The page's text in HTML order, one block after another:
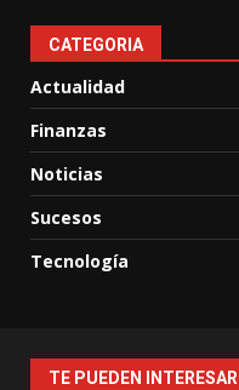
CATEGORIA
Actualidad
Finanzas
Noticias
Sucesos
Tecnología
TE PUEDEN INTERESAR